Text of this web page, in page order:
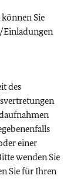
Sie
Einladungen
des
einer
wenden Sie
Sie für Ihren